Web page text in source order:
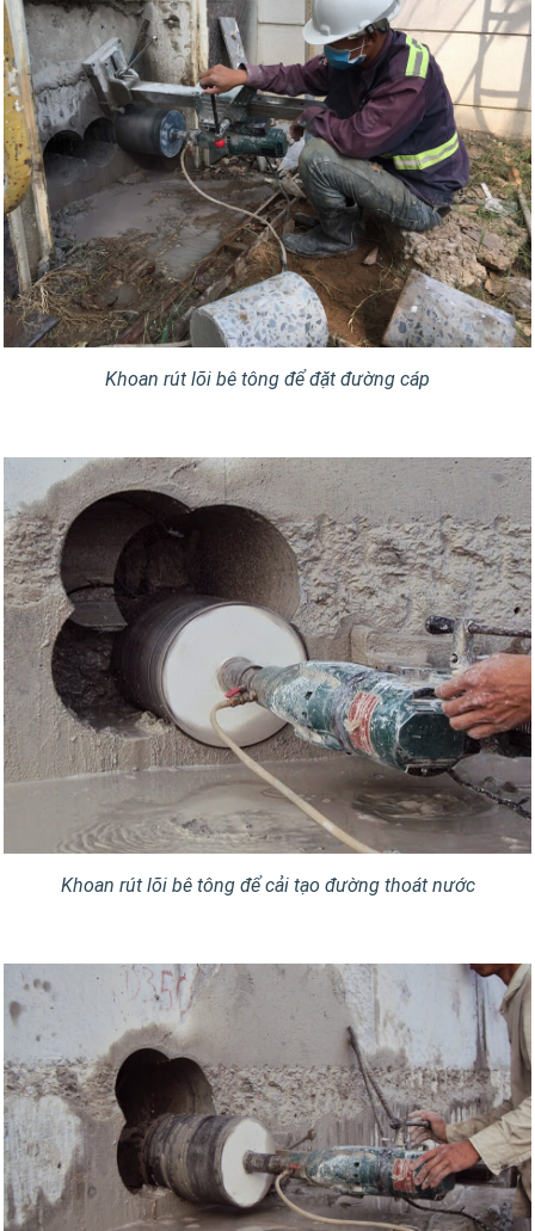
Khoan rút lõi bê tông để đặt đường cáp
Khoan rút lõi bê tông để cải tạo đường thoát nước